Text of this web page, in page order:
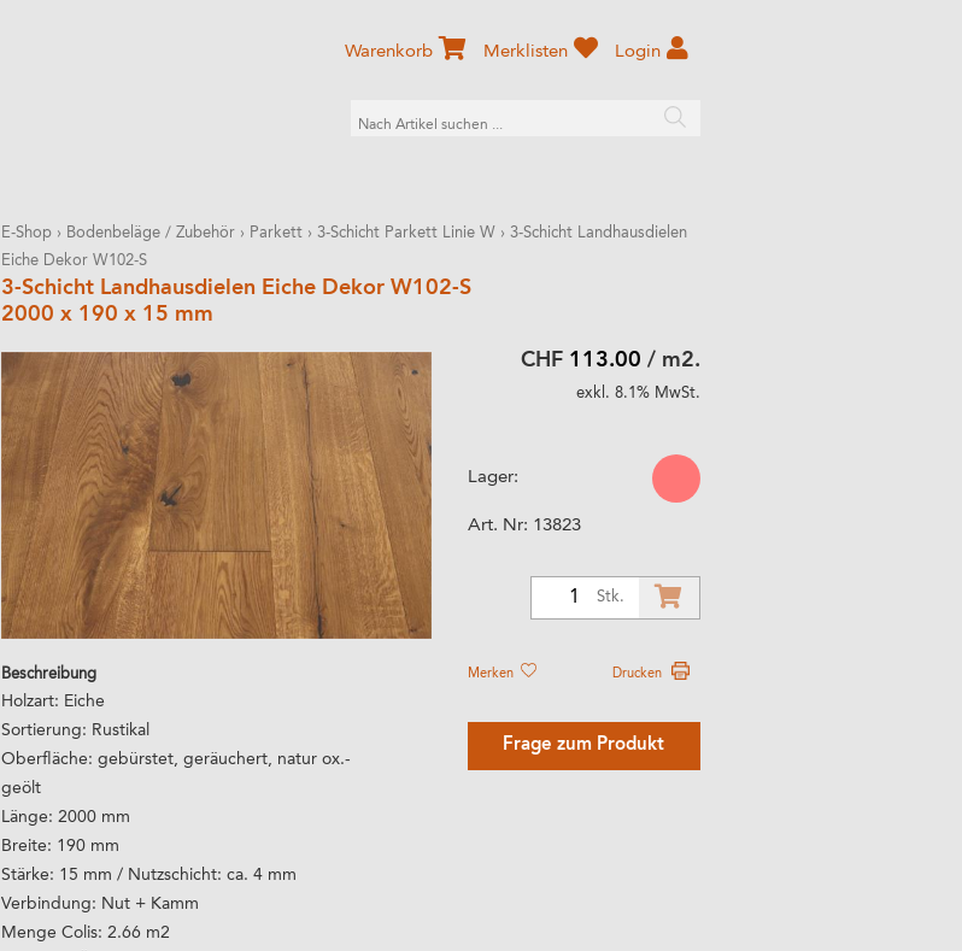
Warenkorb Merklisten Login
E-Shop › Bodenbeläge / Zubehör › Parkett › 3-Schicht Parkett Linie W › 3-Schicht Landhausdielen
Eiche Dekor W102-S
3-Schicht Landhausdielen Eiche Dekor W102-S
2000 x 190 x 15 mm
Beschreibung
Holzart: Eiche
Sortierung: Rustikal
Oberfläche: gebürstet, geräuchert, natur ox.-
geölt
Länge: 2000 mm
Breite: 190 mm
Stärke: 15 mm / Nutzschicht: ca. 4 mm
Verbindung: Nut + Kamm
Menge Colis: 2.66 m2
CHF 113.00 / m2.
exkl. 8.1% MwSt.
Lager:
Art. Nr: 13823
Stk.
Merken Drucken
Frage zum Produkt